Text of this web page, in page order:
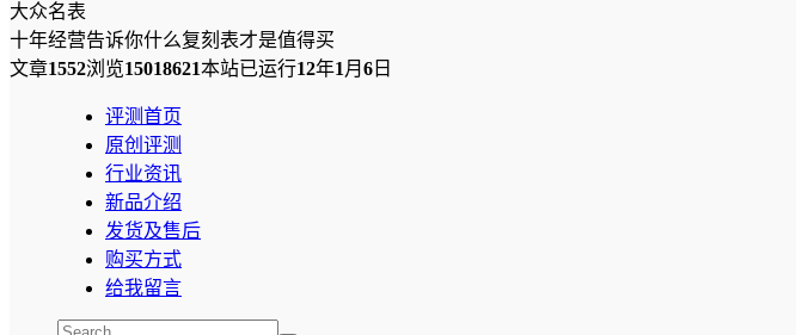
大众名表
十年经营告诉你什么复刻表才是值得买
文章1552浏览15018621本站已运行12年1 月 6 日
评测首页
原创评测
行业资讯
新品介绍
发货及售后
购买方式
给我留言